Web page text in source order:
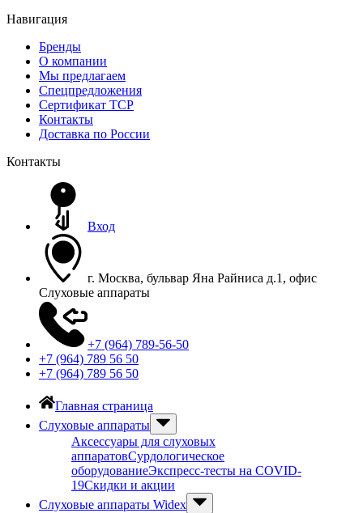
Навигация
Бренды
О компании
Мы предлагаем
Спецпредложения
Сертификат ТСР
Контакты
Доставка по России
Контакты
Вход
г. Москва, бульвар Яна Райниса д.1, офис
Слуховые аппараты
+7 (964) 789-56-50
+7 (964) 789 56 50
+7 (964) 789 56 50
Главная страница
Слуховые аппараты
Аксессуары для слуховых
аппаратовСурдологическое
оборудованиеЭкспресс-тесты на COVID-
19Скидки и акции
Слуховые аппараты Widex